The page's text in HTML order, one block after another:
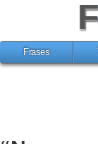
Frases